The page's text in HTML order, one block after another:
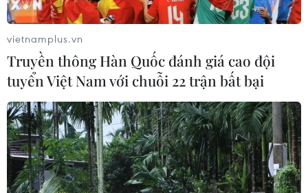
Thủ tướng Đức kêu gọi Nga tham gia hội
nghị hòa bình về xung đột tại Ukraine
vietnamplus.vn
Truyền thông Hàn Quốc đánh giá cao đội
tuyển Việt Nam với chuỗi 22 trận bất bại